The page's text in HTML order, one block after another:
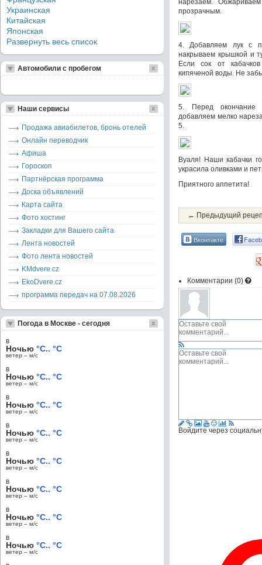
нарезаем.
прозрачным.
4. Добавляем лук с
накрываем крышкой и
Если сок от
кипяченой воды. Не
5. Перед окончание
добавляем мелко
5.
Вуаля! Наши кабачки
украсила оливками и
Приятного аппетита!
← Предыдущий
Вконтакте
Комментарии (0)
Войдите через
Украинская
Китайская
Японская
Развернуть весь список
Автомобили с пробегом
Наши сервисы
Продажа авиабилетов, бронь отелей
Онлайн переводчик
Афиша
Гороскоп
Партнёрская программа
Доска объявлений
Карта сайта
Фото хостинг
Закладки для Вашего сайта
Лента новостей
Фото лента новостей
KMdvere.cz
EkoDvere.cz
программа передач на 07.08.2026
Погода в Москве - сегодня
в
Ночью °C.. °C
ветер – м/c
в
Ночью °C.. °C
ветер – м/c
в
Ночью °C.. °C
ветер – м/c
в
Ночью °C.. °C
ветер – м/c
в
Ночью °C.. °C
ветер – м/c
в
Ночью °C.. °C
ветер – м/c
в
Ночью °C.. °C
ветер – м/c
в
Ночью °C.. °C
ветер – м/c